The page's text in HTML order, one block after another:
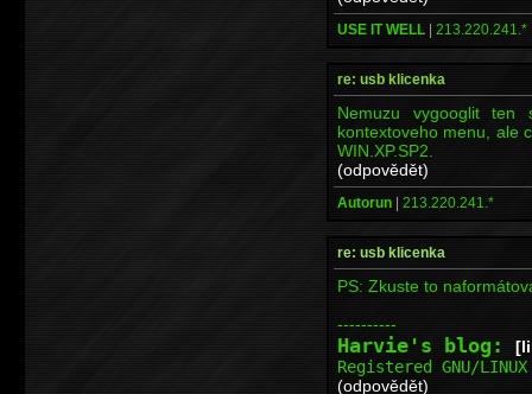
USE IT WELL | 213.220.241.*
re: usb klicenka
Nemuzu vygooglit
kontextoveho menu, ale
WIN.XP.SP2.
(odpovědět)
Autorun | 213.220.241.*
re: usb klicenka
PS: Zkuste to
----------
Harvie's blog:
Registered GNU/
(odpovědět)